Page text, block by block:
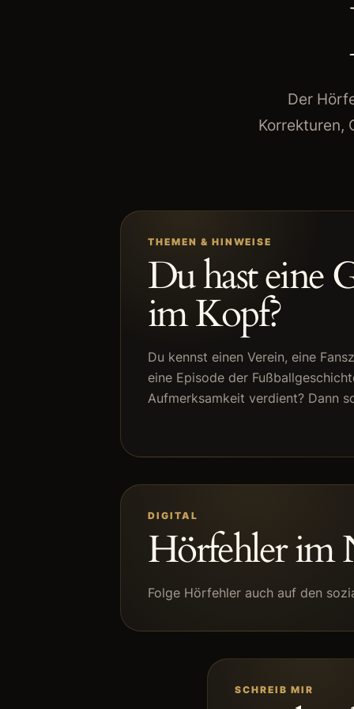
Der
Korrekturen,
THEMEN & HINWEISE
Du hast eine
im Kopf?
Du kennst einen Verein, eine
eine Episode der
Aufmerksamkeit verdient? Dann
DIGITAL
Hörfehler im
Folge Hörfehler auch auf den
SCHREIB MIR